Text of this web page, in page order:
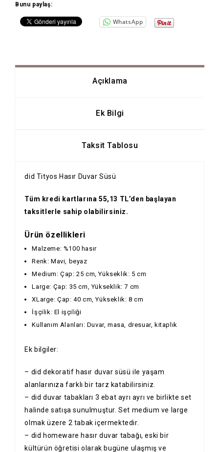
Bunu paylaş:
WhatsApp
Açıklama
Ek Bilgi
Taksit Tablosu
did Tityos Hasır Duvar Süsü
Tüm kredi kartlarına 55,13 TL’den başlayan
taksitlerle sahip olabilirsiniz.
Ürün özellikleri
Malzeme: %100 hasır
Renk: Mavi, beyaz
Medium: Çap: 25 cm, Yükseklik: 5 cm
Large: Çap: 35 cm, Yükseklik: 7 cm
XLarge: Çap: 40 cm, Yükseklik: 8 cm
İşçilik: El işçiliği
Kullanım Alanları: Duvar, masa, dresuar, kitaplık
Ek bilgiler:
– did dekoratif hasır duvar süsü ile yaşam
alanlarınıza farklı bir tarz katabilirsiniz.
– did duvar tabakları 3 ebat ayrı ayrı ve birlikte set
halinde satışa sunulmuştur. Set medium ve large
olmak üzere 2 tabak içermektedir.
– did homeware hasır duvar tabağı, eski bir
kültürün öğretisi olarak bugüne ulaşmış ve